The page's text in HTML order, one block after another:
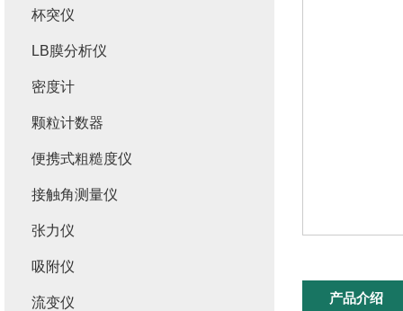
产品介绍
杯突仪
LB膜分析仪
密度计
颗粒计数器
便携式粗糙度仪
接触角测量仪
张力仪
吸附仪
流变仪